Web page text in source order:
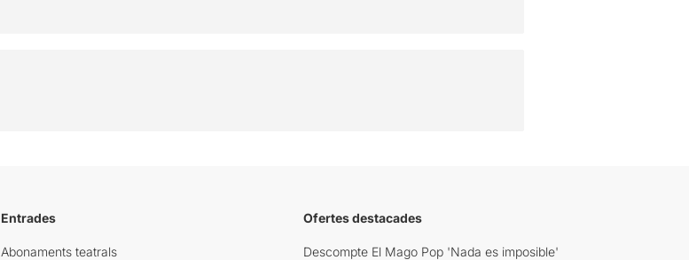
Entrades
Abonaments teatrals
Ofertes destacades
Descompte El Mago Pop 'Nada es imposible'